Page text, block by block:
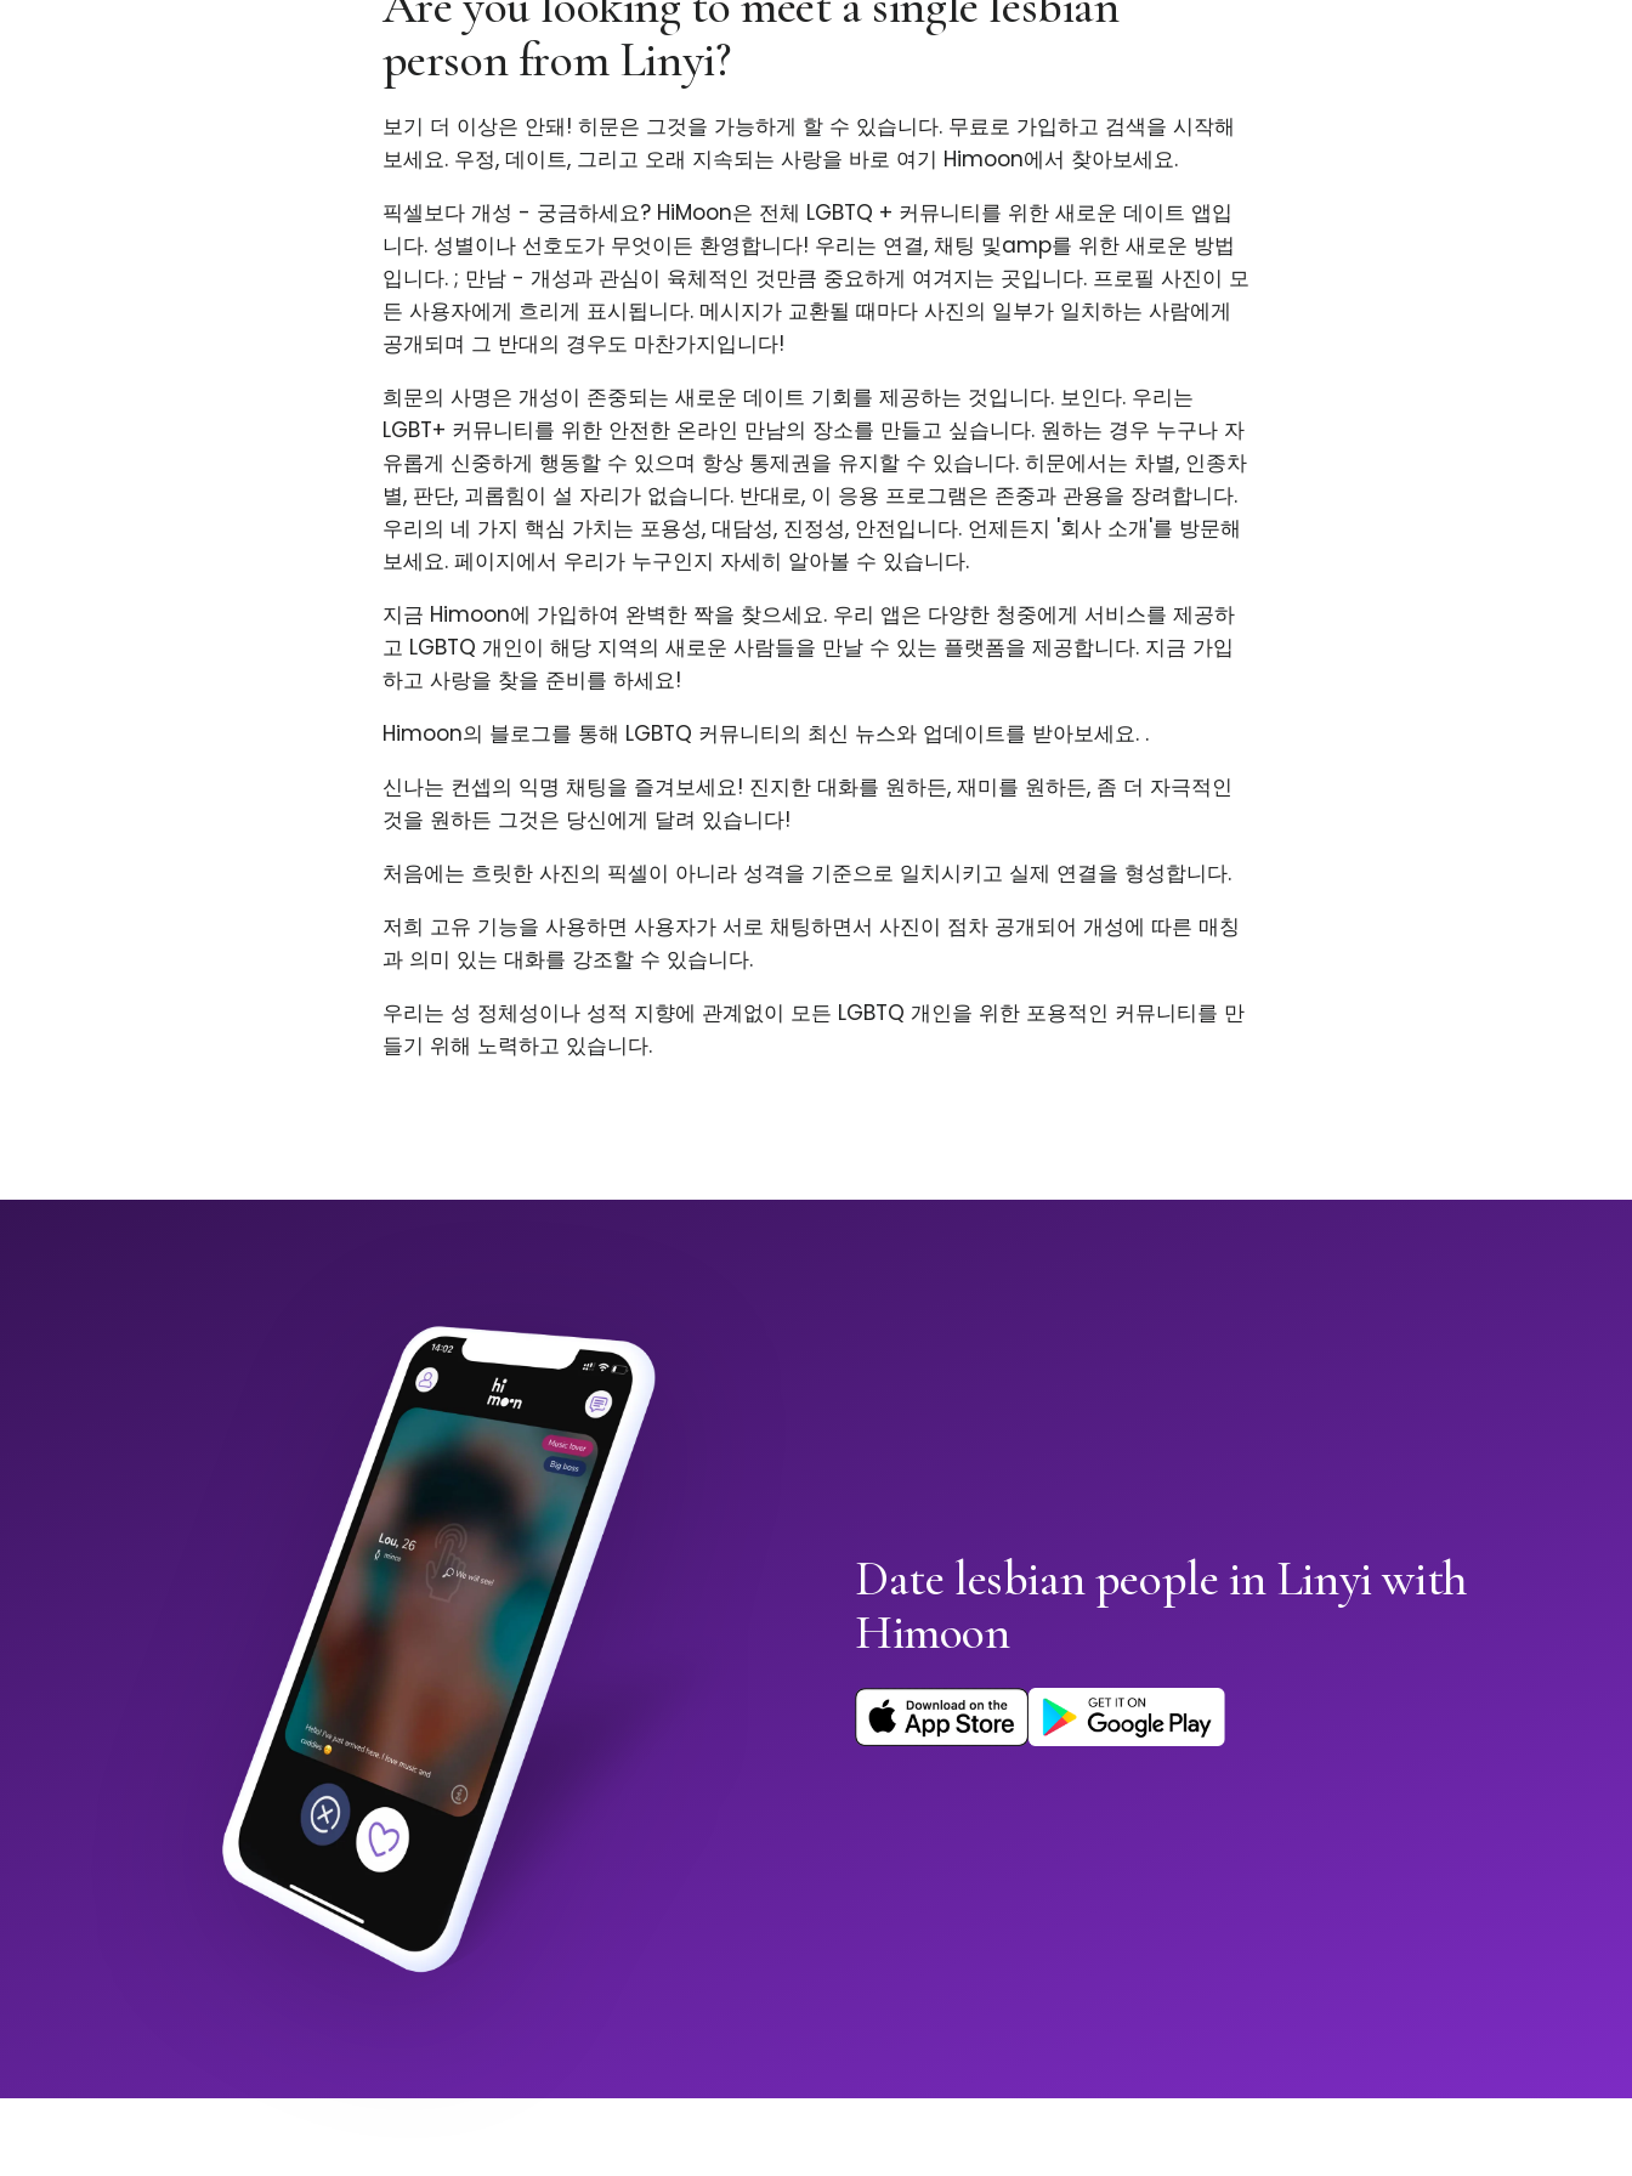
person from Linyi?
보기 더 이상은 안돼! 히문은 그것을 가능하게 할 수 있습니다. 무료로 가입하고 검색을 시작해
보세요. 우정, 데이트, 그리고 오래 지속되는 사랑을 바로 여기 Himoon에서 찾아보세요.
픽셀보다 개성 - 궁금하세요? HiMoon은 전체 LGBTQ + 커뮤니티를 위한 새로운 데이트 앱입
니다. 성별이나 선호도가 무엇이든 환영합니다! 우리는 연결, 채팅 및amp를 위한 새로운 방법
입니다. ; 만남 - 개성과 관심이 육체적인 것만큼 중요하게 여겨지는 곳입니다. 프로필 사진이 모
든 사용자에게 흐리게 표시됩니다. 메시지가 교환될 때마다 사진의 일부가 일치하는 사람에게
공개되며 그 반대의 경우도 마찬가지입니다!
희문의 사명은 개성이 존중되는 새로운 데이트 기회를 제공하는 것입니다. 보인다. 우리는
LGBT+ 커뮤니티를 위한 안전한 온라인 만남의 장소를 만들고 싶습니다. 원하는 경우 누구나 자
유롭게 신중하게 행동할 수 있으며 항상 통제권을 유지할 수 있습니다. 히문에서는 차별, 인종차
별, 판단, 괴롭힘이 설 자리가 없습니다. 반대로, 이 응용 프로그램은 존중과 관용을 장려합니다.
우리의 네 가지 핵심 가치는 포용성, 대담성, 진정성, 안전입니다. 언제든지 '회사 소개'를 방문해
보세요. 페이지에서 우리가 누구인지 자세히 알아볼 수 있습니다.
지금 Himoon에 가입하여 완벽한 짝을 찾으세요. 우리 앱은 다양한 청중에게 서비스를 제공하
고 LGBTQ 개인이 해당 지역의 새로운 사람들을 만날 수 있는 플랫폼을 제공합니다. 지금 가입
하고 사랑을 찾을 준비를 하세요!
Himoon의 블로그를 통해 LGBTQ 커뮤니티의 최신 뉴스와 업데이트를 받아보세요. .
신나는 컨셉의 익명 채팅을 즐겨보세요! 진지한 대화를 원하든, 재미를 원하든, 좀 더 자극적인
것을 원하든 그것은 당신에게 달려 있습니다!
처음에는 흐릿한 사진의 픽셀이 아니라 성격을 기준으로 일치시키고 실제 연결을 형성합니다.
저희 고유 기능을 사용하면 사용자가 서로 채팅하면서 사진이 점차 공개되어 개성에 따른 매칭
과 의미 있는 대화를 강조할 수 있습니다.
우리는 성 정체성이나 성적 지향에 관계없이 모든 LGBTQ 개인을 위한 포용적인 커뮤니티를 만
들기 위해 노력하고 있습니다.
Date lesbian people in Linyi with
Himoon